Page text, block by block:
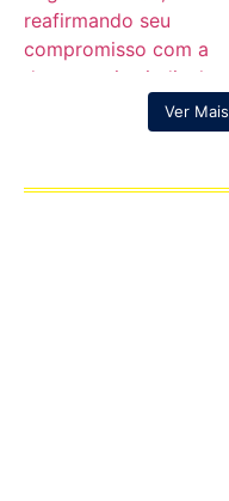
Ver Mais